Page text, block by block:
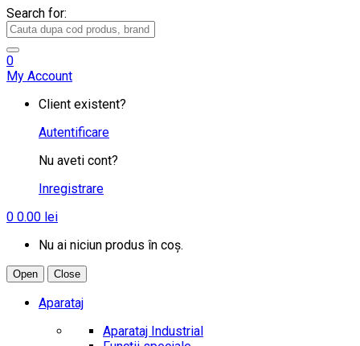
Search for:
0
My Account
Client existent?
Autentificare
Nu aveti cont?
Inregistrare
0 0.00 lei
Nu ai niciun produs în coș.
Open Close
Aparataj
Aparataj Industrial